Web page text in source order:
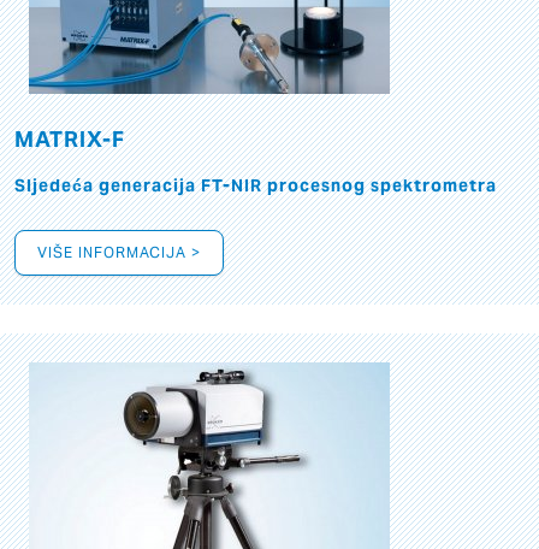
MATRIX-F
Sljedeća generacija FT-NIR procesnog spektrometra
VIŠE INFORMACIJA >